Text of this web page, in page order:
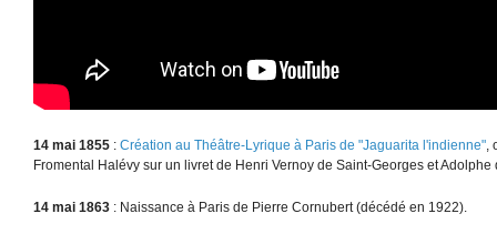
14 mai 1855 : Création au Théâtre-Lyrique à Paris de "Jaguarita l'indienne"
Fromental Halévy sur un livret de Henri Vernoy de Saint-Georges et Adolphe
14 mai 1863 : Naissance à Paris de Pierre Cornubert (décédé en 1922).